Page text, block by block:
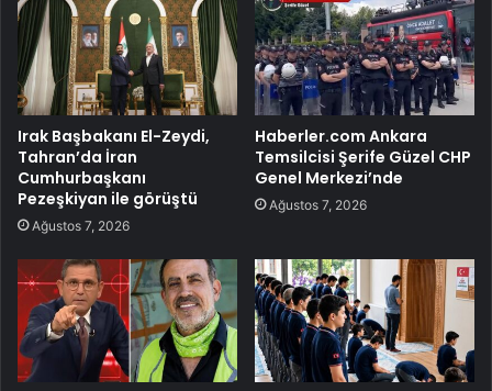
Irak Başbakanı El-Zeydi,
Tahran’da İran
Cumhurbaşkanı
Pezeşkiyan ile görüştü
Ağustos 7, 2026
Haberler.com Ankara
Temsilcisi Şerife Güzel CHP
Genel Merkezi’nde
Ağustos 7, 2026